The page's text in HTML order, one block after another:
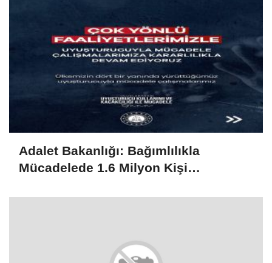
Adalet Bakanlığı: Bağımlılıkla
Mücadelede 1.6 Milyon Kişi